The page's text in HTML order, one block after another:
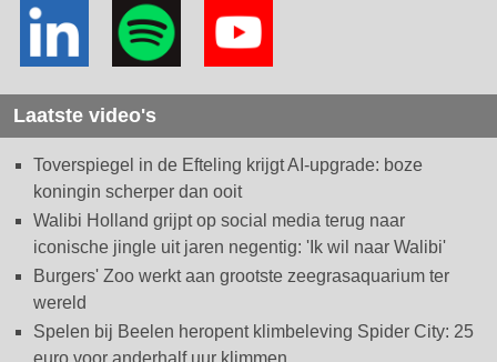
Laatste video's
Toverspiegel in de Efteling krijgt AI-upgrade: boze
koningin scherper dan ooit
Walibi Holland grijpt op social media terug naar
iconische jingle uit jaren negentig: 'Ik wil naar Walibi'
Burgers' Zoo werkt aan grootste zeegrasaquarium ter
wereld
Spelen bij Beelen heropent klimbeleving Spider City: 25
euro voor anderhalf uur klimmen